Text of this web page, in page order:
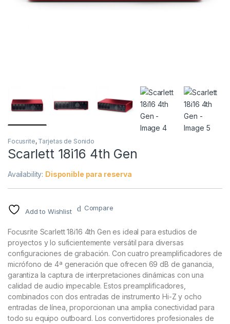
Focusrite, Tarjetas de Sonido
Scarlett 18i16 4th Gen
Availability: Disponible para reserva
Add to Wishlist Compare
Focusrite Scarlett 18i16 4th Gen es ideal para estudios de
proyectos y lo suficientemente versátil para diversas
configuraciones de grabación. Con cuatro preamplificadores de
micrófono de 4ª generación que ofrecen 69 dB de ganancia,
garantiza la captura de interpretaciones dinámicas con una
calidad de audio impecable. Estos preamplificadores,
combinados con dos entradas de instrumento Hi-Z y ocho
entradas de línea, proporcionan una amplia conectividad para
todo su equipo outboard. Los convertidores profesionales de